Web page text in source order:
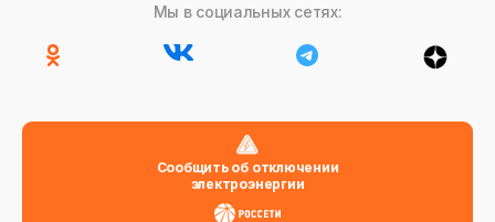
Мы в социальных сетях:
Сообщить об отключении
электроэнергии